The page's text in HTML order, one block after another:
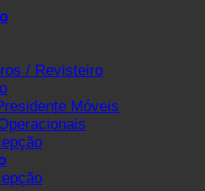
/ Revisteiro
Móveis